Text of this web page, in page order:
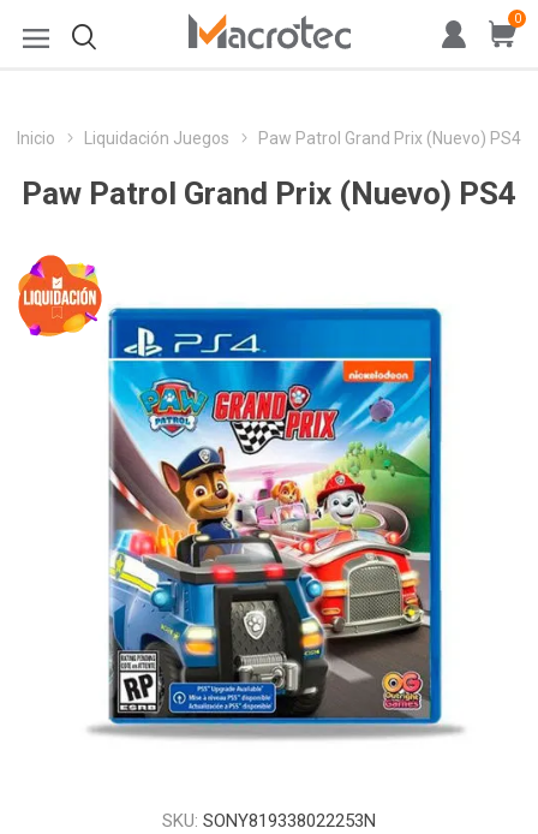
0
Inicio Liquidación Juegos Paw Patrol Grand Prix (Nuevo) PS4
Paw Patrol Grand Prix (Nuevo) PS4
SKU: SONY819338022253N